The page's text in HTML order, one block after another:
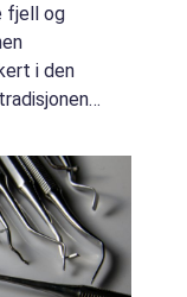
fjell og
i den